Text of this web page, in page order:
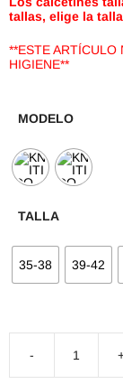
tallas, elige la
**ESTE ARTÍCULO
HIGIENE**
MODELO
TALLA
35-38 39-42
-